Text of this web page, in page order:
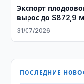
Экспорт
вырос до $872,9
31/07/2026
ПОСЛЕДНИЕ